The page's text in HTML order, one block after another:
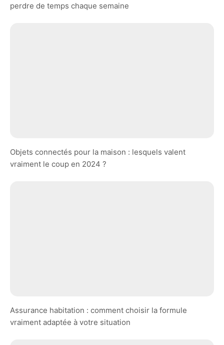
perdre de temps chaque semaine
Objets connectés pour la maison : lesquels valent
vraiment le coup en 2024 ?
Assurance habitation : comment choisir la formule
vraiment adaptée à votre situation